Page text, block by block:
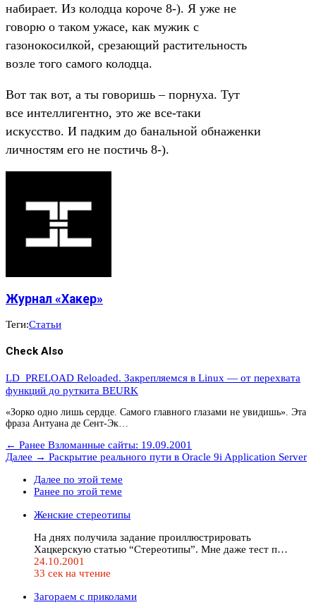
набирает. Из колодца короче 8-). Я уже не
говорю о таком ужасе, как мужик с
газонокосилкой, срезающий растительность
возле того самого колодца.
Вот так вот, а ты говоришь – порнуха. Тут
все интеллигентно, это же все-таки
искусство. И падким до банальной обнаженки
личностям его не постичь 8-).
Журнал «Хакер»
Теги:Статьи
Check Also
LD_PRELOAD Reloaded. Закрепляемся в Linux — от перехвата
функций до руткита BEURK
«Зорко одно лишь сердце. Самого главного глазами не увидишь». Эта
фраза Антуана де Сент-Эк…
← Ранее Взломанные сайты: 19.09.2001
Далее → Раскрытие реального пути в Oracle 9i Application Server
Далее по этой теме
Ранее по этой теме
Женские стереотипы
На днях получила задание проиллюстрировать
Хацкерскую статью “Стереотипы”. Мне даже тест п…
24.10.2001
33 сек на чтение
Загораем с приколами